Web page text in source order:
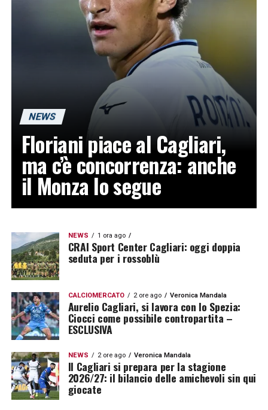
NEWS
Floriani piace al Cagliari,
ma c’è concorrenza: anche
il Monza lo segue
NEWS 1 ora ago
CRAI Sport Center Cagliari: oggi doppia
seduta per i rossoblù
CALCIOMERCATO 2 ore ago Veronica Mandala
Aurelio Cagliari, si lavora con lo Spezia:
Ciocci come possibile contropartita –
ESCLUSIVA
NEWS 2 ore ago Veronica Mandala
Il Cagliari si prepara per la stagione
2026/27: il bilancio delle amichevoli sin qui
giocate